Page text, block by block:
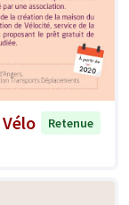
Retenue